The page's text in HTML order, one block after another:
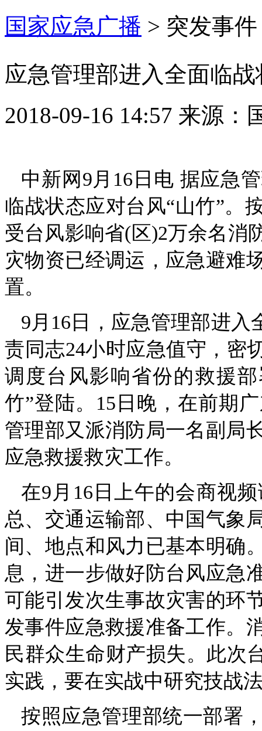
国家应急广播 > 突发事件
应急管理部进入全面临
2018-09-16 14:57 来源：
中新网9月16日电 据应急
临战状态应对台风“山竹”。
受台风影响省(区)2万余名消
灾物资已经调运，应急避难
置。
9月16日，应急管理部进入
责同志24小时应急值守，密
调度台风影响省份的救援
竹”登陆。15日晚，在前期
管理部又派消防局一名副局
应急救援救灾工作。
在9月16日上午的会商视
总、交通运输部、中国气象
间、地点和风力已基本明确
息，进一步做好防台风应急
可能引发次生事故灾害的环
发事件应急救援准备工作。
民群众生命财产损失。此次
实践，要在实战中研究技战
按照应急管理部统一部署